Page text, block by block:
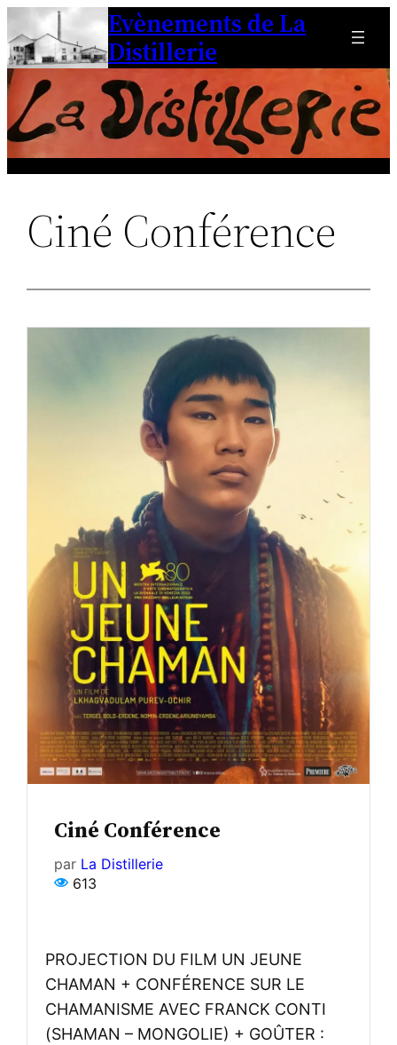
Aller
au
contenu
Evènements de La
Distillerie
Ciné Conférence
Ciné Conférence
par La Distillerie
613
PROJECTION DU FILM UN JEUNE
CHAMAN + CONFÉRENCE SUR LE
CHAMANISME AVEC FRANCK CONTI
(SHAMAN – MONGOLIE) + GOÛTER :